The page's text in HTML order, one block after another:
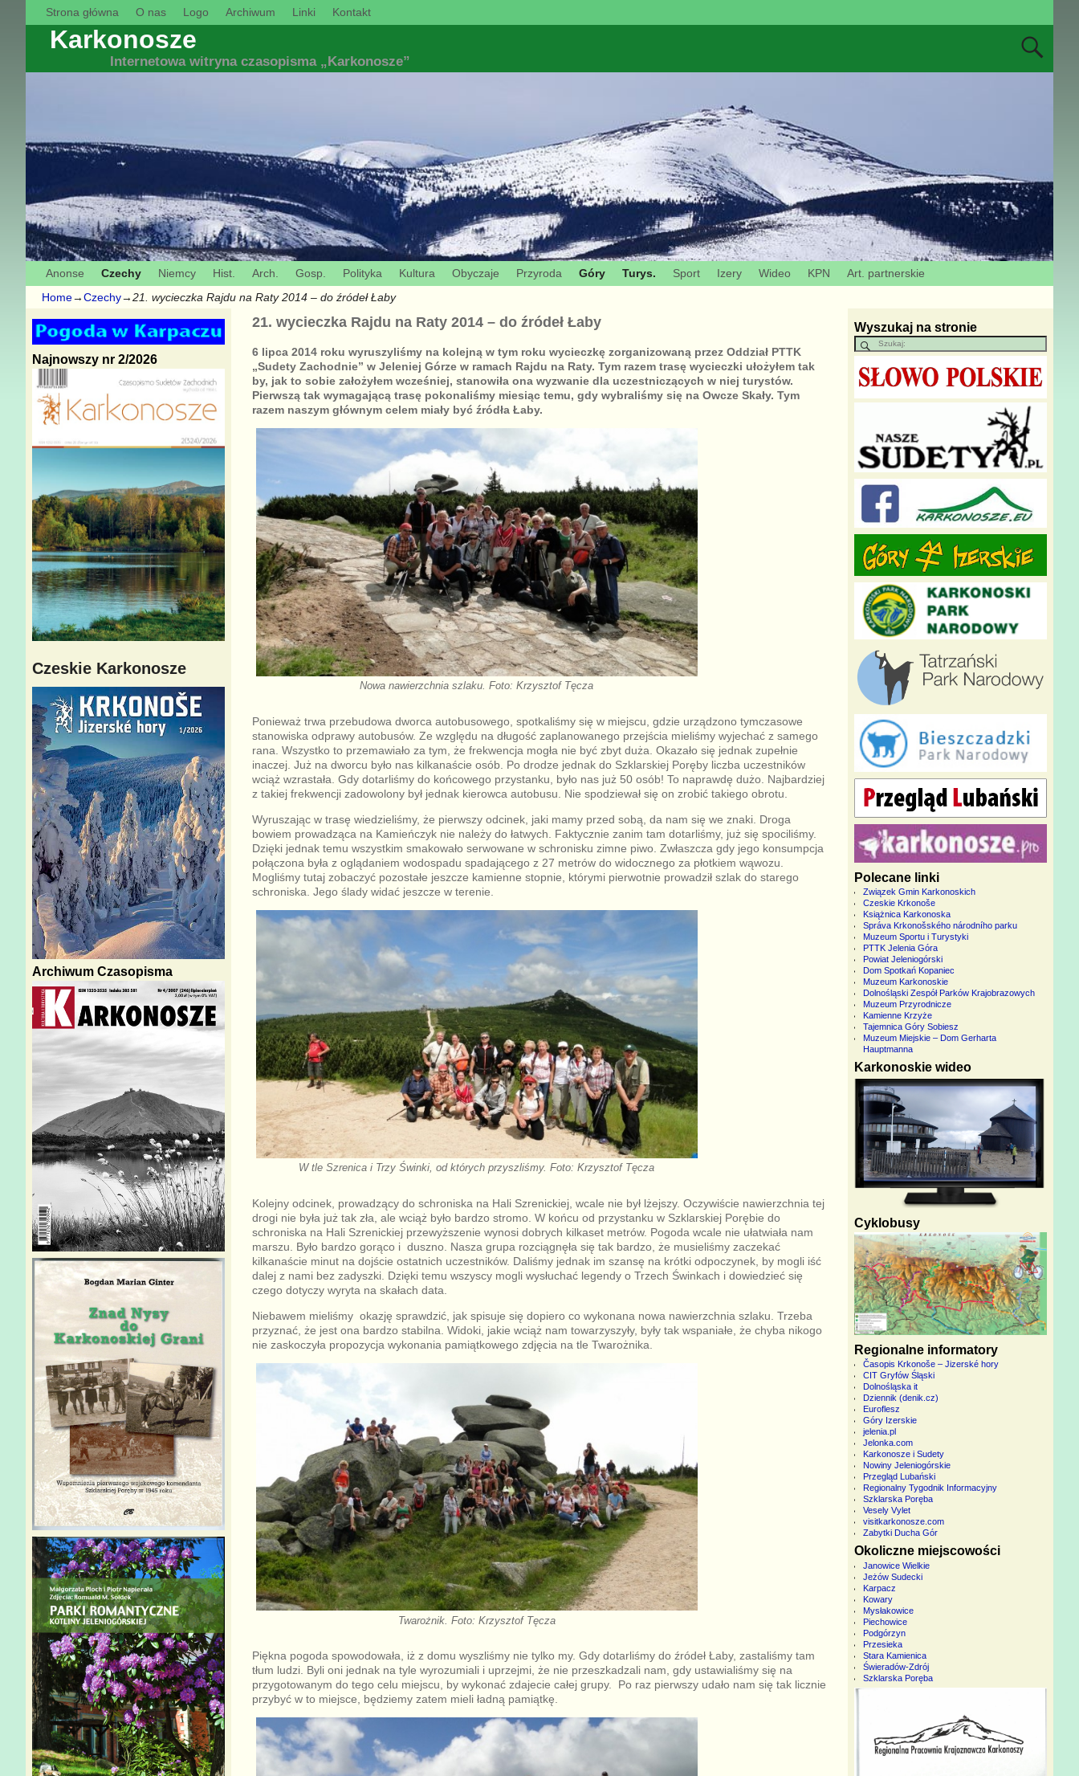
Strona główna O nas Logo Archiwum Linki Kontakt
Karkonosze
Internetowa witryna czasopisma „Karkonosze”
Anonse Czechy Niemcy Hist. Arch. Gosp. Polityka Kultura Obyczaje Przyroda Góry Turys. Sport Izery Wideo KPN
Art. partnerskie
Home→Czechy→21. wycieczka Rajdu na Raty 2014 – do źródeł Łaby
21. wycieczka Rajdu na Raty 2014 – do źródeł Łaby
6 lipca 2014 roku wyruszyliśmy na kolejną w tym roku wycieczkę zorganizowaną przez Oddział PTTK
„Sudety Zachodnie” w Jeleniej Górze w ramach Rajdu na Raty. Tym razem trasę wycieczki ułożyłem tak
by, jak to sobie założyłem wcześniej, stanowiła ona wyzwanie dla uczestniczących w niej turystów.
Pierwszą tak wymagającą trasę pokonaliśmy miesiąc temu, gdy wybraliśmy się na Owcze Skały. Tym
razem naszym głównym celem miały być źródła Łaby.
Nowa nawierzchnia szlaku. Foto: Krzysztof Tęcza
Ponieważ trwa przebudowa dworca autobusowego, spotkaliśmy się w miejscu, gdzie urządzono tymczasowe
stanowiska odprawy autobusów. Ze względu na długość zaplanowanego przejścia mieliśmy wyjechać z samego
rana. Wszystko to przemawiało za tym, że frekwencja mogła nie być zbyt duża. Okazało się jednak zupełnie
inaczej. Już na dworcu było nas kilkanaście osób. Po drodze jednak do Szklarskiej Poręby liczba uczestników
wciąż wzrastała. Gdy dotarliśmy do końcowego przystanku, było nas już 50 osób! To naprawdę dużo. Najbardziej
z takiej frekwencji zadowolony był jednak kierowca autobusu. Nie spodziewał się on zrobić takiego obrotu.
Wyruszając w trasę wiedzieliśmy, że pierwszy odcinek, jaki mamy przed sobą, da nam się we znaki. Droga
bowiem prowadząca na Kamieńczyk nie należy do łatwych. Faktycznie zanim tam dotarliśmy, już się spociliśmy.
Dzięki jednak temu wszystkim smakowało serwowane w schronisku zimne piwo. Zwłaszcza gdy jego konsumpcja
połączona była z oglądaniem wodospadu spadającego z 27 metrów do widocznego za płotkiem wąwozu.
Mogliśmy tutaj zobaczyć pozostałe jeszcze kamienne stopnie, którymi pierwotnie prowadził szlak do starego
schroniska. Jego ślady widać jeszcze w terenie.
W tle Szrenica i Trzy Świnki, od których przyszliśmy. Foto: Krzysztof Tęcza
Kolejny odcinek, prowadzący do schroniska na Hali Szrenickiej, wcale nie był lżejszy. Oczywiście nawierzchnia tej
drogi nie była już tak zła, ale wciąż było bardzo stromo. W końcu od przystanku w Szklarskiej Porębie do
schroniska na Hali Szrenickiej przewyższenie wynosi dobrych kilkaset metrów. Pogoda wcale nie ułatwiała nam
marszu. Było bardzo gorąco i duszno. Nasza grupa rozciągnęła się tak bardzo, że musieliśmy zaczekać
kilkanaście minut na dojście ostatnich uczestników. Daliśmy jednak im szansę na krótki odpoczynek, by mogli iść
dalej z nami bez zadyszki. Dzięki temu wszyscy mogli wysłuchać legendy o Trzech Świnkach i dowiedzieć się
czego dotyczy wyryta na skałach data.
Niebawem mieliśmy okazję sprawdzić, jak spisuje się dopiero co wykonana nowa nawierzchnia szlaku. Trzeba
przyznać, że jest ona bardzo stabilna. Widoki, jakie wciąż nam towarzyszyły, były tak wspaniałe, że chyba nikogo
nie zaskoczyła propozycja wykonania pamiątkowego zdjęcia na tle Twarożnika.
Twarożnik. Foto: Krzysztof Tęcza
Piękna pogoda spowodowała, iż z domu wyszliśmy nie tylko my. Gdy dotarliśmy do źródeł Łaby, zastaliśmy tam
tłum ludzi. Byli oni jednak na tyle wyrozumiali i uprzejmi, że nie przeszkadzali nam, gdy ustawialiśmy się na
przygotowanym do tego celu miejscu, by wykonać zdajecie całej grupy. Po raz pierwszy udało nam się tak licznie
przybyć w to miejsce, będziemy zatem mieli ładną pamiątkę.
Najnowszy nr 2/2026
Czeskie Karkonosze
Archiwum Czasopisma
Wyszukaj na stronie
Polecane linki
Związek Gmin Karkonoskich
Czeskie Krkonoše
Książnica Karkonoska
Správa Krkonošského národního parku
Muzeum Sportu i Turystyki
PTTK Jelenia Góra
Powiat Jeleniogórski
Dom Spotkań Kopaniec
Muzeum Karkonoskie
Dolnośląski Zespół Parków Krajobrazowych
Muzeum Przyrodnicze
Kamienne Krzyże
Tajemnica Góry Sobiesz
Muzeum Miejskie – Dom Gerharta
Hauptmanna
Karkonoskie wideo
Cyklobusy
Regionalne informatory
Časopis Krkonoše – Jizerské hory
CIT Gryfów Śląski
Dolnośląska it
Dziennik (denik.cz)
Euroflesz
Góry Izerskie
jelenia.pl
Jelonka.com
Karkonosze i Sudety
Nowiny Jeleniogórskie
Przegląd Lubański
Regionalny Tygodnik Informacyjny
Szklarska Poręba
Vesely Vylet
visitkarkonosze.com
Zabytki Ducha Gór
Okoliczne miejscowości
Janowice Wielkie
Jeżów Sudecki
Karpacz
Kowary
Mysłakowice
Piechowice
Podgórzyn
Przesieka
Stara Kamienica
Świeradów-Zdrój
Szklarska Poręba